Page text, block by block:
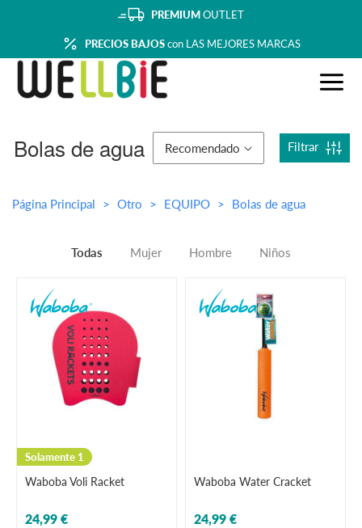
PREMIUMOUTLET
PRECIOS BAJOScon LAS MEJORES MARCAS
Bolas de agua Recomendado Filtrar
Página Principal Otro EQUIPO Bolas de agua
Todas Mujer Hombre Niños
Solamente 1
Waboba Voli Racket
24,99 €
Waboba Water Cracket
24,99 €